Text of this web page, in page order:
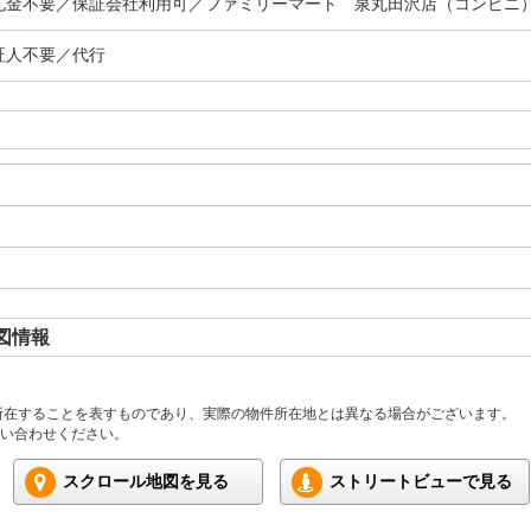
人不要／代行
情報
することを表すものであり、実際の物件所在地とは異なる場合がございます。
合わせください。
スクロール地図を見る ストリートビューで見る